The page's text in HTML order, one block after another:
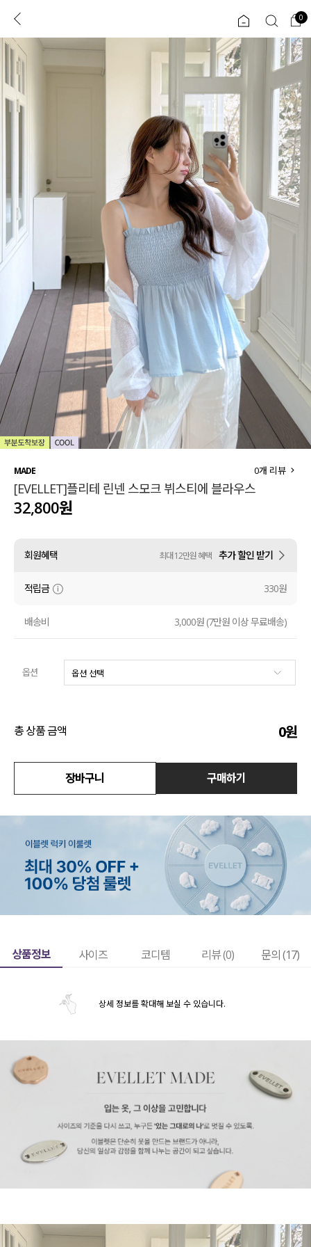
로그인 0
ENG
TW
JP
플러스핏 회원혜택 입
COMMUNITY
도착보장⚡
인플루언서 pick!
신상 5%
MADE
세트할인 ~30%
하객룩
살안타템
110사이즈
티셔츠
셔츠
원피스
니트
ALL
익스클루시브
아우터
티셔츠
니트
블라우스
원피스
팬츠
스커트
언더웨어
0
MADE
[EVELLET]플리테 린넨 스모크 뷔스티에 블라우스
0개 리뷰
32,800원
회원혜택 최대 12만원 혜택 추가 할인 받기
적립금 330원
배송비 3,000원 (7만원 이상 무료배송)
옵션
총 상품 금액 0원
장바구니 구매하기
상품정보 사이즈 코디템 리뷰 (0) 문의 (17)
상세 정보를 확대해 보실 수 있습니다.